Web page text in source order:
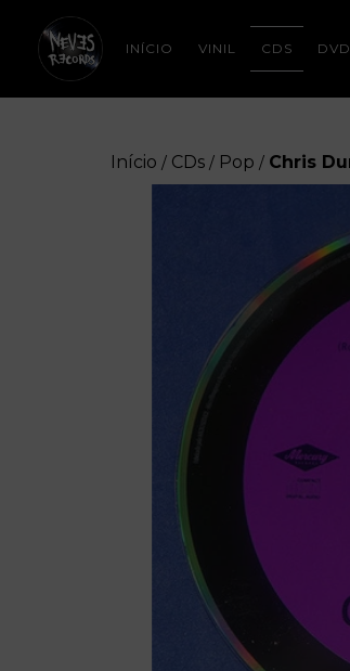
INÍCIO VINIL CDS
Início / CDs / Pop / Chris